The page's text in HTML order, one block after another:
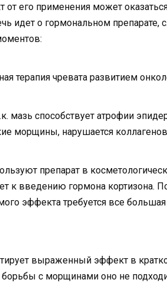
от его применения может
идет о гормональном препарате,
терапия чревата развитием
мазь способствует атрофии
морщины, нарушается
препарат в
к введению гормона кортизона.
эффекта требуется все
выраженный эффект в
с морщинами оно не